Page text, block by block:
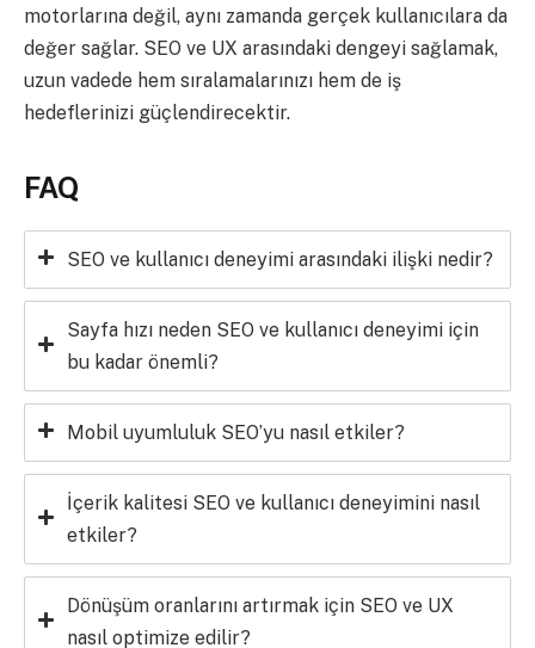
motorlarına değil, aynı zamanda gerçek kullanıcılara da
değer sağlar. SEO ve UX arasındaki dengeyi sağlamak,
uzun vadede hem sıralamalarınızı hem de iş
hedeflerinizi güçlendirecektir.
FAQ
SEO ve kullanıcı deneyimi arasındaki ilişki nedir?
Sayfa hızı neden SEO ve kullanıcı deneyimi için
bu kadar önemli?
Mobil uyumluluk SEO’yu nasıl etkiler?
İçerik kalitesi SEO ve kullanıcı deneyimini nasıl
etkiler?
Dönüşüm oranlarını artırmak için SEO ve UX
nasıl optimize edilir?